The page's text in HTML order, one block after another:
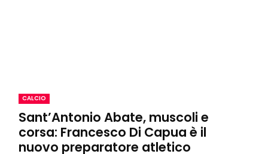
CALCIO
Sant’Antonio Abate, muscoli e
corsa: Francesco Di Capua è il
nuovo preparatore atletico